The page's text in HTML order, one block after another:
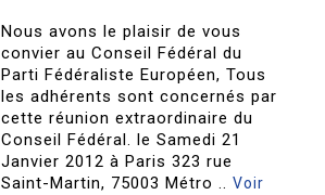
Nous avons le plaisir de vous
convier au Conseil Fédéral du
Parti Fédéraliste Européen, Tous
les adhérents sont concernés par
cette réunion extraordinaire du
Conseil Fédéral. le Samedi 21
Janvier 2012 à Paris 323 rue
Saint-Martin, 75003 Métro ..Voir